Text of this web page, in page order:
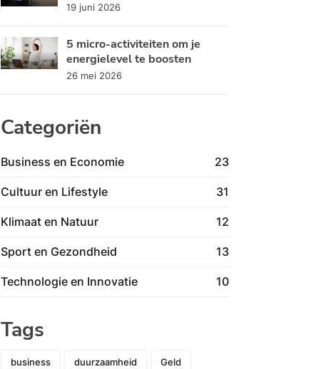
19 juni 2026
5 micro-activiteiten om je
energielevel te boosten
26 mei 2026
Categoriën
Business en Economie 23
Cultuur en Lifestyle 31
Klimaat en Natuur 12
Sport en Gezondheid 13
Technologie en Innovatie 10
Tags
business duurzaamheid Geld